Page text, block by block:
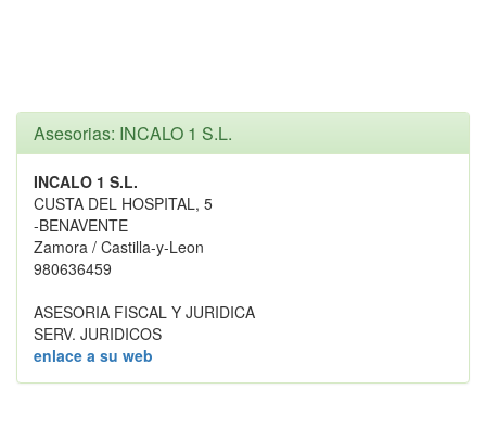
Asesorias: INCALO 1 S.L.
INCALO 1 S.L.
CUSTA DEL HOSPITAL, 5
-BENAVENTE
Zamora / Castilla-y-Leon
980636459
ASESORIA FISCAL Y JURIDICA
SERV. JURIDICOS
enlace a su web